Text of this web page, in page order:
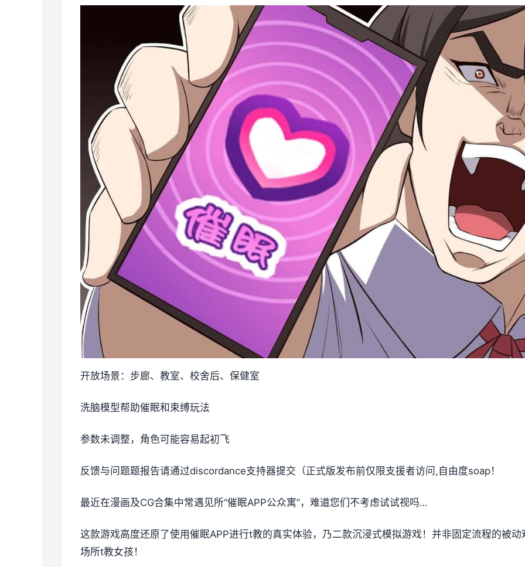
开放场景：步廊、教室、校舍后、保健室
洗脑模型帮助催眠和束缚玩法
参数未调整，角色可能容易起初飞
反馈与问题题报告请通过discordance支持器提交（正式版发布前仅限支援者访问,自由度soap！
最近在漫画及CG合集中常遇见所“催眠APP公众寓”，难道您们不考虑试试视吗…
这款游戏高度还原了使用催眠APP进行t教的真实体验，乃二款沉浸式模拟游戏！并非固定流程的被
场所t教女孩！